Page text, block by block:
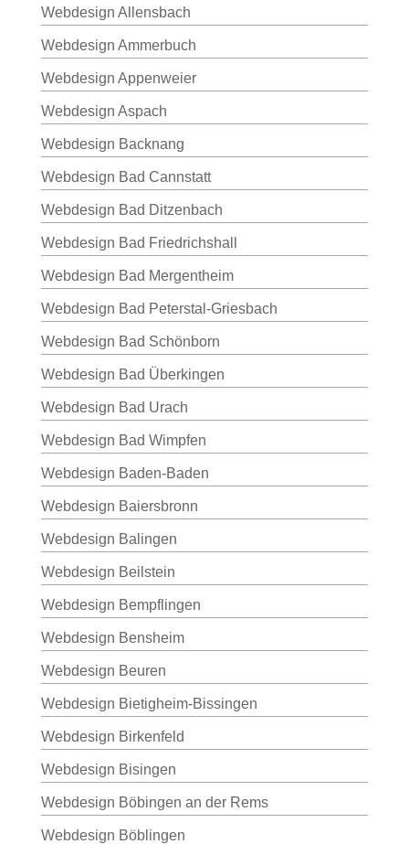
Webdesign Allensbach
Webdesign Ammerbuch
Webdesign Appenweier
Webdesign Aspach
Webdesign Backnang
Webdesign Bad Cannstatt
Webdesign Bad Ditzenbach
Webdesign Bad Friedrichshall
Webdesign Bad Mergentheim
Webdesign Bad Peterstal-Griesbach
Webdesign Bad Schönborn
Webdesign Bad Überkingen
Webdesign Bad Urach
Webdesign Bad Wimpfen
Webdesign Baden-Baden
Webdesign Baiersbronn
Webdesign Balingen
Webdesign Beilstein
Webdesign Bempflingen
Webdesign Bensheim
Webdesign Beuren
Webdesign Bietigheim-Bissingen
Webdesign Birkenfeld
Webdesign Bisingen
Webdesign Böbingen an der Rems
Webdesign Böblingen